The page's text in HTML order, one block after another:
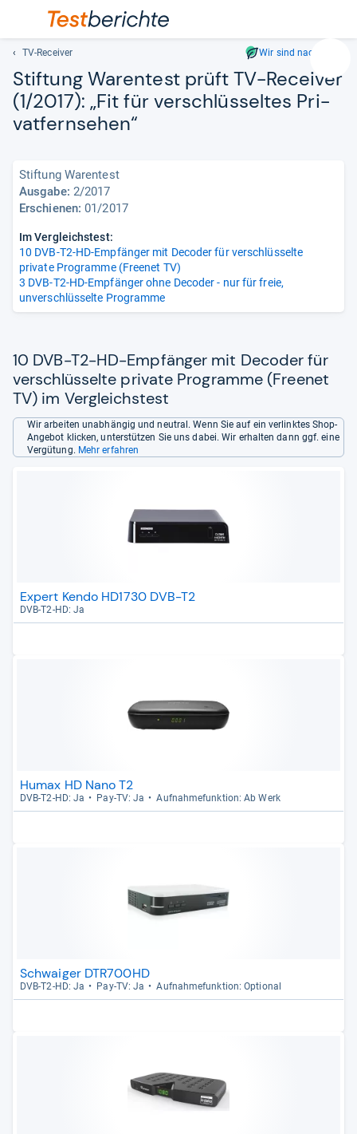
Geben
Sie
den
TV-Receiver Wir sind nachhaltig
Stif­tung Waren­test prüft TV-​Recei­ver
(1/2017): „Fit für ver­schlüs­sel­tes Pri­
vat­fern­se­hen“
Stiftung Warentest
Ausgabe: 2/2017
Erschienen: 01/2017
Im Vergleichstest:
10 DVB-T2-HD-Empfänger mit Decoder für verschlüsselte
private Programme (Freenet TV)
3 DVB-T2-HD-Empfänger ohne Decoder - nur für freie,
unverschlüsselte Programme
10 DVB-T2-HD-Empfänger mit Decoder für
verschlüsselte private Programme (Freenet
TV) im Vergleichstest
Wir arbeiten unabhängig und neutral. Wenn Sie auf ein verlinktes Shop-
Angebot klicken, unterstützen Sie uns dabei. Wir erhalten dann ggf. eine
Vergütung. Mehr erfahren
Expert Kendo HD1730 DVB-T2
DVB-​T2-​HD: Ja
Humax HD Nano T2
DVB-​T2-​HD: Ja Pay-​TV: Ja Auf­nah­me­funk­tion: Ab Werk
Schwaiger DTR700HD
DVB-​T2-​HD: Ja Pay-​TV: Ja Auf­nah­me­funk­tion: Optio­nal